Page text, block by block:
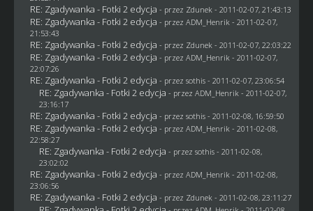
RE: Zgadywanka - Fotki 2 edycja - przez Zdunek - 2011-02-07, 21:43:13
RE: Zgadywanka - Fotki 2 edycja - przez ADM_Henrik - 2011-02-07,
21:53:43
RE: Zgadywanka - Fotki 2 edycja - przez Zdunek - 2011-02-07, 22:03:22
RE: Zgadywanka - Fotki 2 edycja - przez ADM_Henrik - 2011-02-07,
22:07:26
RE: Zgadywanka - Fotki 2 edycja - przez sothis- 2011-02-07, 23:06:54
RE: Zgadywanka - Fotki 2 edycja - przez ADM_Henrik - 2011-02-07,
23:16:17
RE: Zgadywanka - Fotki 2 edycja - przez sothis- 2011-02-08, 16:59:50
RE: Zgadywanka - Fotki 2 edycja - przez ADM_Henrik - 2011-02-08,
22:58:27
RE: Zgadywanka - Fotki 2 edycja - przez sothis- 2011-02-08,
23:02:02
RE: Zgadywanka - Fotki 2 edycja - przez ADM_Henrik - 2011-02-08,
23:06:56
RE: Zgadywanka - Fotki 2 edycja - przez Zdunek - 2011-02-08, 23:11:27